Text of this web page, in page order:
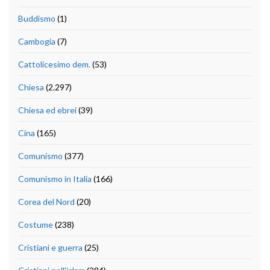
Buddismo (1)
Cambogia (7)
Cattolicesimo dem.(53)
Chiesa (2.297)
Chiesa ed ebrei(39)
Cina (165)
Comunismo (377)
Comunismo in Italia (166)
Corea del Nord (20)
Costume(238)
Cristiani e guerra (25)